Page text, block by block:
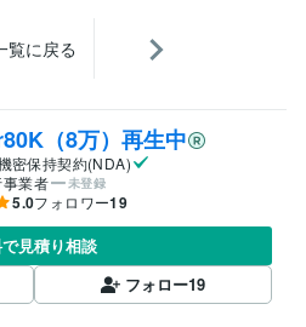
覧に戻る
（8万）再生中
密保持契約(NDA)
業者
未登録
5.0フォロワー19
見積り相談
フォロー19